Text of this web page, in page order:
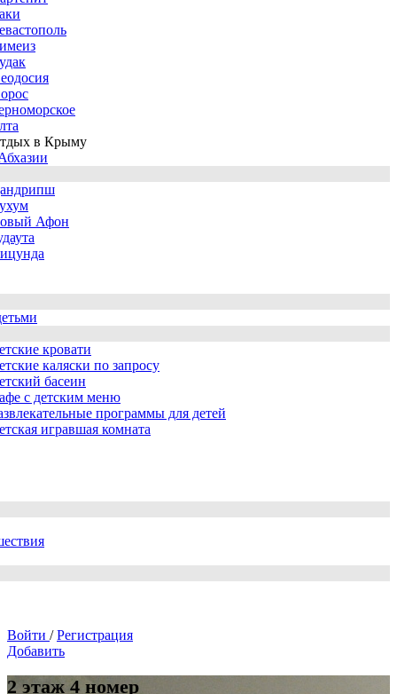
в Крыму
Афон
кровати
каляски по запросу
басеин
с детским меню
программы для детей
игравшая комната
Войти / Регистрация
Добавить
2 этаж 4 номер